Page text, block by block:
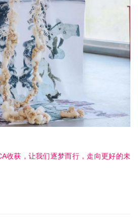
收获，让我们逐梦而行，走向更好的未